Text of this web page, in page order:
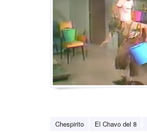
Chespirito El Chavo del 8